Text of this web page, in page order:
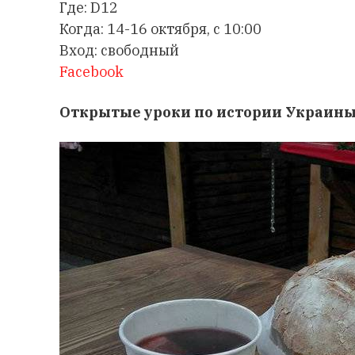
Где: D12
Когда: 14-16 октября, с 10:00
Вход: свободный
Facebook
Открытые уроки по истории